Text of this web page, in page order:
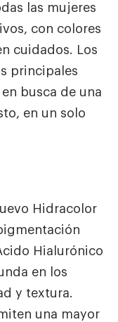
las mujeres
con colores
cuidados. Los
principales
busca de una
en un solo
Hidracolor
Hialurónico
en los
y textura.
una mayor